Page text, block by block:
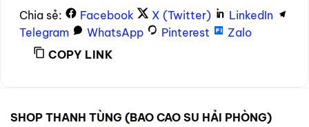
Chia sẻ: Facebook X (Twitter)
LinkedIn
Telegram
WhatsApp Pinterest
Zalo
COPY LINK
SHOP THANH TÙNG (BAO CAO SU HẢI PHÒNG)